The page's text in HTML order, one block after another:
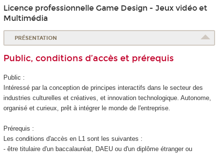
Licence professionnelle Game Design - Jeux vidéo et
Multimédia
PRÉSENTATION
Public, conditions d’accès et prérequis
Public :
Intéressé par la conception de principes interactifs dans le secteur des
industries culturelles et créatives, et innovation technologique. Autonome,
organisé et curieux, prêt à intégrer le monde de l'entreprise.
Prérequis :
Les conditions d'accès en L1 sont les suivantes :
- être titulaire d'un baccalauréat, DAEU ou d'un diplôme étranger ou